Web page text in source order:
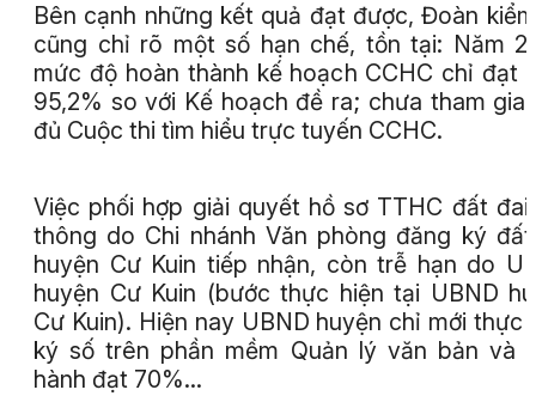
Bên cạnh những kết quả đạt được, Đoàn
cũng chỉ rõ một số hạn chế, tồn tại: Năm
mức độ hoàn thành kế hoạch CCHC chỉ đạt
95,2% so với Kế hoạch đề ra; chưa tham gia
đủ Cuộc thi tìm hiểu trực tuyến CCHC.
Việc phối hợp giải quyết hồ sơ TTHC đất đai
thông do Chi nhánh Văn phòng đăng ký
huyện Cư Kuin tiếp nhận, còn trễ hạn do
huyện Cư Kuin (bước thực hiện tại UBND
Cư Kuin). Hiện nay UBND huyện chỉ mới thực
ký số trên phần mềm Quản lý văn bản và
hành đạt 70%...